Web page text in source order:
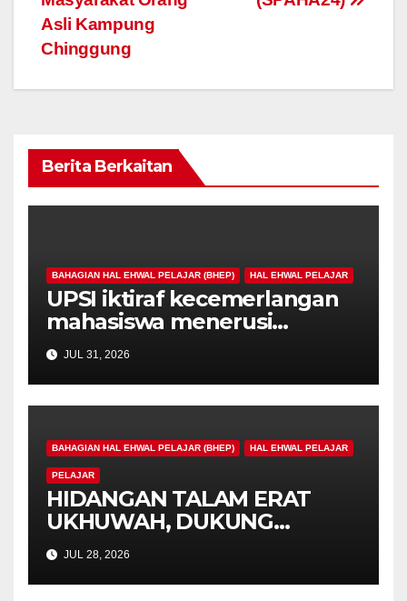
Asli Kampung
Chinggung
Berita Berkaitan
BAHAGIAN HAL EHWAL PELAJAR (BHEP) HAL EHWAL PELAJAR
UPSI iktiraf kecemerlangan
mahasiswa menerusi
Anugerah Tokoh Siswa 2025
JUL 31, 2026
BAHAGIAN HAL EHWAL PELAJAR (BHEP) HAL EHWAL PELAJAR
PELAJAR
HIDANGAN TALAM ERAT
UKHUWAH, DUKUNG
KEMPEN MASJID LESTARI
PERAK
JUL 28, 2026